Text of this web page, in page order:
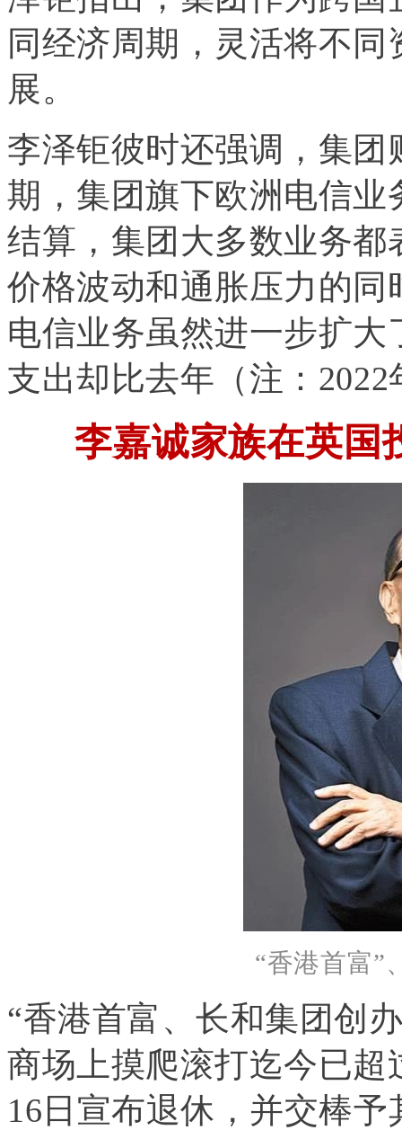
同经济周期，灵活将不
展。
李泽钜彼时还强调，集
期，集团旗下欧洲电信
结算，集团大多数业务
价格波动和通胀压力的
电信业务虽然进一步扩
支出却比去年（注：2022
李嘉诚家族在英国
“香港首富”
“香港首富、长和集团创
商场上摸爬滚打迄今已超
16日宣布退休，并交棒